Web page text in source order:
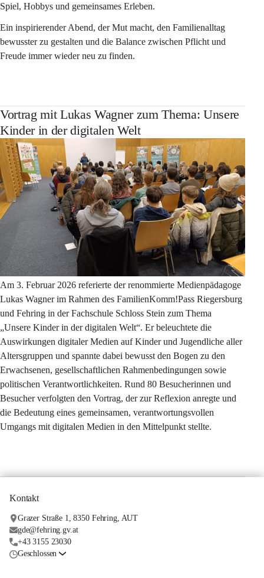
Spiel, Hobbys und gemeinsames Erleben.
Ein inspirierender Abend, der Mut macht, den Familienalltag
bewusster zu gestalten und die Balance zwischen Pflicht und
Freude immer wieder neu zu finden.
Vortrag mit Lukas Wagner zum Thema: Unsere
Kinder in der digitalen Welt
Am 3. Februar 2026 referierte der renommierte Medienpädagoge
Lukas Wagner im Rahmen des FamilienKomm!Pass Riegersburg
und Fehring in der Fachschule Schloss Stein zum Thema
„Unsere Kinder in der digitalen Welt“. Er beleuchtete die
Auswirkungen digitaler Medien auf Kinder und Jugendliche aller
Altersgruppen und spannte dabei bewusst den Bogen zu den
Erwachsenen, gesellschaftlichen Rahmenbedingungen sowie
politischen Verantwortlichkeiten. Rund 80 Besucherinnen und
Besucher verfolgten den Vortrag, der zur Reflexion anregte und
die Bedeutung eines gemeinsamen, verantwortungsvollen
Umgangs mit digitalen Medien in den Mittelpunkt stellte.
Kontakt
Grazer Straße 1, 8350 Fehring, AUT
gde@fehring.gv.at
+43 3155 23030
Geschlossen